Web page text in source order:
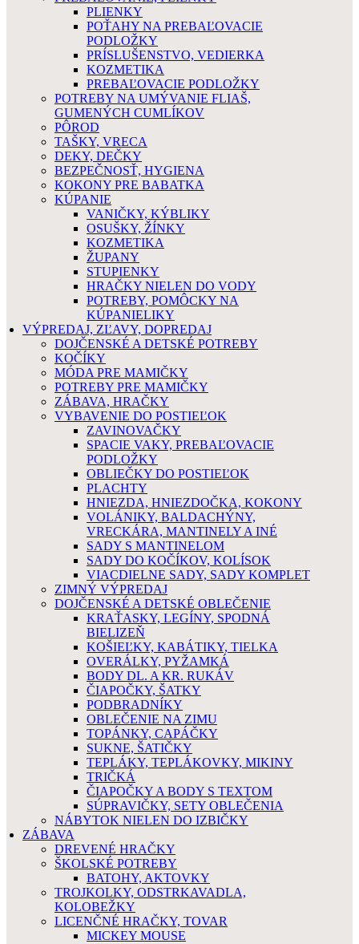
PLIENKY
POŤAHY NA PREBAĽOVACIE
PODLOŽKY
PRÍSLUŠENSTVO, VEDIERKA
KOZMETIKA
PREBAĽOVACIE PODLOŽKY
POTREBY NA UMÝVANIE FLIAŠ,
GUMENÝCH CUMLÍKOV
PÔROD
TAŠKY, VRECA
DEKY, DEČKY
BEZPEČNOSŤ, HYGIENA
KOKONY PRE BABATKA
KÚPANIE
VANIČKY, KÝBLIKY
OSUŠKY, ŽÍNKY
KOZMETIKA
ŽUPANY
STUPIENKY
HRAČKY NIELEN DO VODY
POTREBY, POMÔCKY NA
KÚPANIELIKY
VÝPREDAJ, ZĽAVY, DOPREDAJ
DOJČENSKÉ A DETSKÉ POTREBY
KOČÍKY
MÓDA PRE MAMIČKY
POTREBY PRE MAMIČKY
ZÁBAVA, HRAČKY
VYBAVENIE DO POSTIEĽOK
ZAVINOVAČKY
SPACIE VAKY, PREBAĽOVACIE
PODLOŽKY
OBLIEČKY DO POSTIEĽOK
PLACHTY
HNIEZDA, HNIEZDOČKA, KOKONY
VOLÁNIKY, BALDACHÝNY,
VRECKÁRA, MANTINELY A INÉ
SADY S MANTINELOM
SADY DO KOČÍKOV, KOLÍSOK
VIACDIELNE SADY, SADY KOMPLET
ZIMNÝ VÝPREDAJ
DOJČENSKÉ A DETSKÉ OBLEČENIE
KRAŤASKY, LEGÍNY, SPODNÁ
BIELIZEŇ
KOŠIEĽKY, KABÁTIKY, TIELKA
OVERÁLKY, PYŽAMKÁ
BODY DL. A KR. RUKÁV
ČIAPOČKY, ŠATKY
PODBRADNÍKY
OBLEČENIE NA ZIMU
TOPÁNKY, CAPÁČKY
SUKNE, ŠATIČKY
TEPLÁKY, TEPLÁKOVKY, MIKINY
TRIČKÁ
ČIAPOČKY A BODY S TEXTOM
SÚPRAVIČKY, SETY OBLEČENIA
NÁBYTOK NIELEN DO IZBIČKY
ZÁBAVA
DREVENÉ HRAČKY
ŠKOLSKÉ POTREBY
BATOHY, AKTOVKY
TROJKOLKY, ODSTRKAVADLA,
KOLOBEŽKY
LICENČNÉ HRAČKY, TOVAR
MICKEY MOUSE